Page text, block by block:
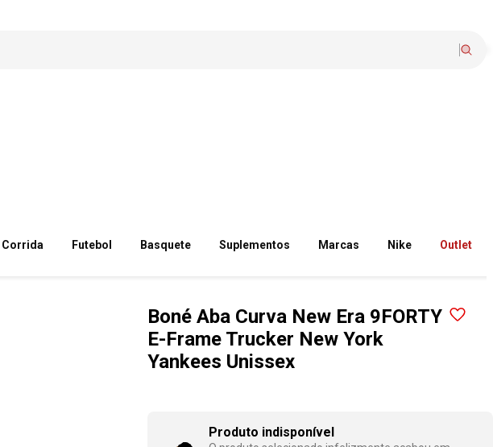
Corrida Futebol Basquete Suplementos Marcas Nike Outlet
Boné Aba Curva New Era 9FORTY
E-Frame Trucker New York
Yankees Unissex
Produto indisponível